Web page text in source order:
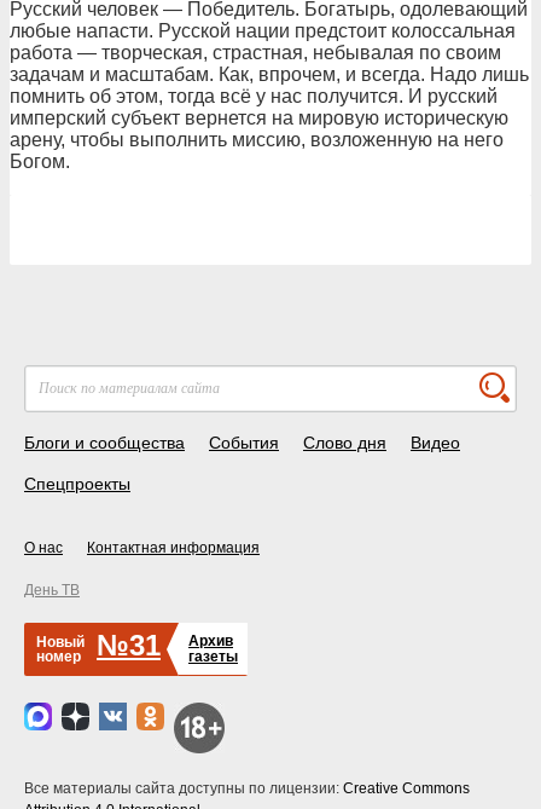
Русский человек — Победитель. Богатырь, одолевающий
любые напасти. Русской нации предстоит колоссальная
работа — творческая, страстная, небывалая по своим
задачам и масштабам. Как, впрочем, и всегда. Надо лишь
помнить об этом, тогда всё у нас получится. И русский
имперский субъект вернется на мировую историческую
арену, чтобы выполнить миссию, возложенную на него
Богом.
Блоги и сообщества События Слово дня Видео
Спецпроекты
О нас Контактная информация
День ТВ
Новый
номер
№31
Архив
газеты
Все материалы сайта доступны по лицензии: Creative Commons